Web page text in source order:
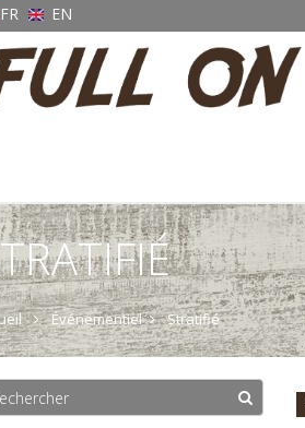
FR EN
Événementiel Stratifié